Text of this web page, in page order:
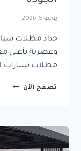
يونيو 5, 2026
حداد مظلات
وعصرية بأعلى
مظلات سيارات
تصفح الآن حداد
–
تنفيذ
مظلات